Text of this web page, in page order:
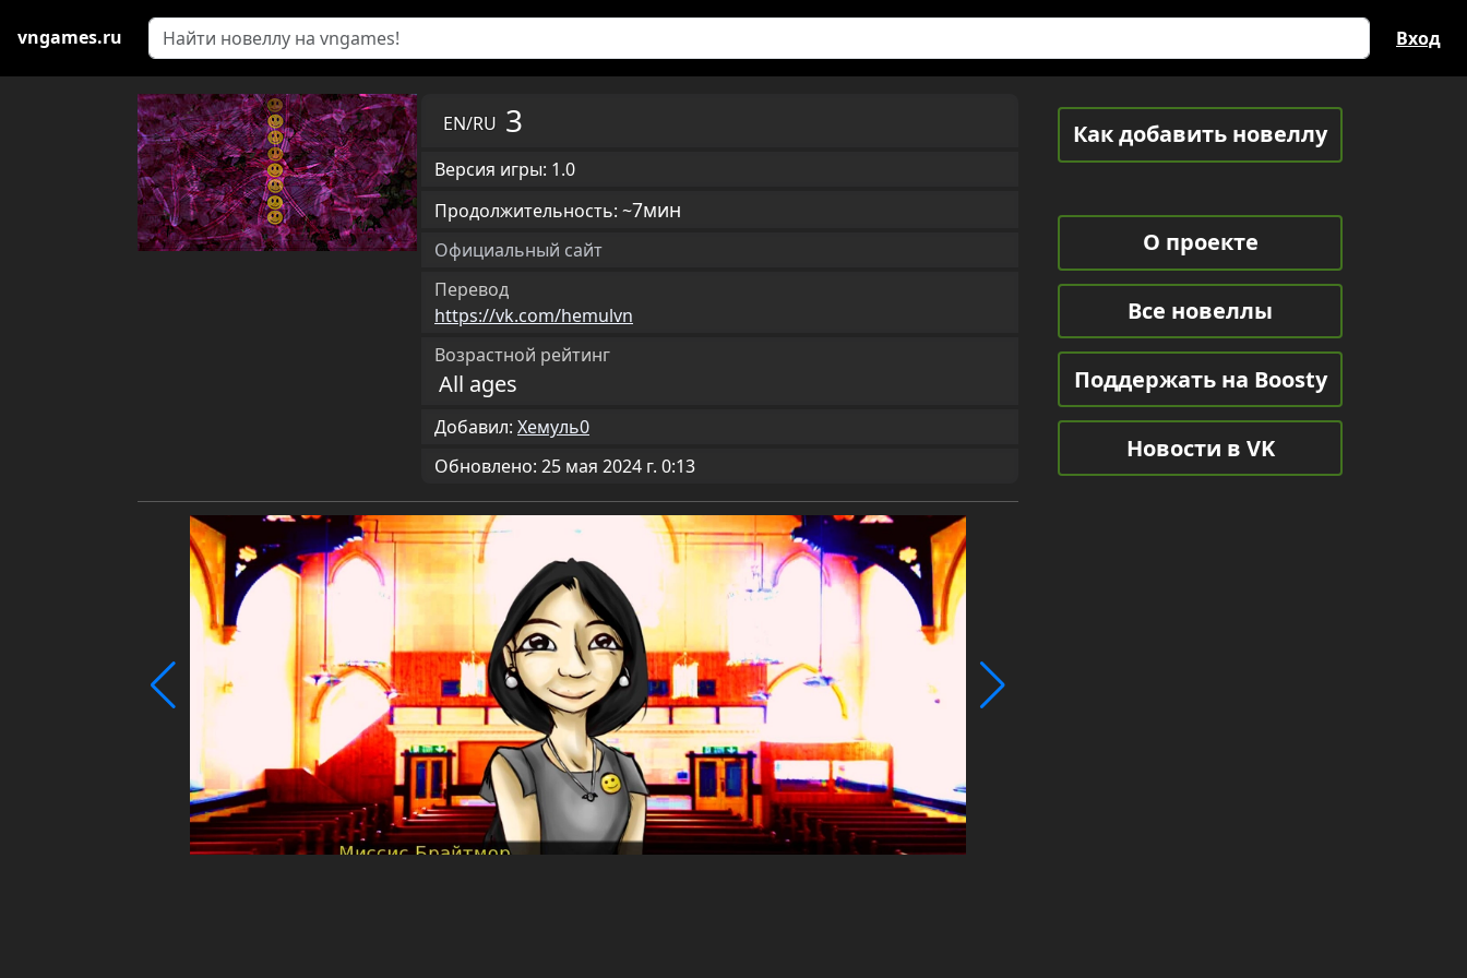
vngames.ru Вход
EN/RU 3
Версия игры: 1.0
Продолжительность: ~7мин
Официальный сайт
Перевод
https://vk.com/hemulvn
Возрастной рейтинг
All ages
Добавил: Хемуль0
Обновлено: 25 мая 2024 г. 0:13
Как добавить новеллу
О проекте
Все новеллы
Поддержать на Boosty
Новости в VK